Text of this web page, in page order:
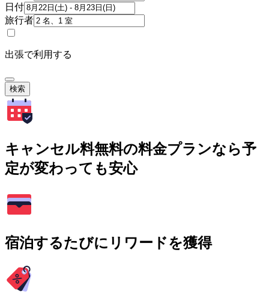
日付
旅行者
出張で利用する
検索
キャンセル料無料の料金プランなら予
定が変わっても安心
宿泊するたびにリワードを獲得